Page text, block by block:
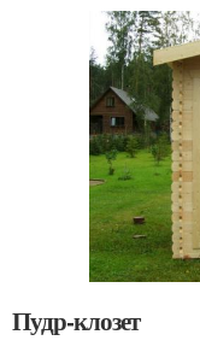
Пудр-клозет